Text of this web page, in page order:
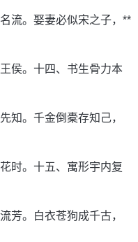
流。娶妻必似宋之子，**
侯。十四、书生骨力本
知。千金倒橐存知己，
时。十五、寓形宇内复
芳。白衣苍狗成千古，